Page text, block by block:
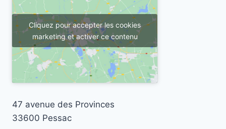
Cliquez pour accepter les cookies
marketing et activer ce contenu
47 avenue des Provinces
33600 Pessac